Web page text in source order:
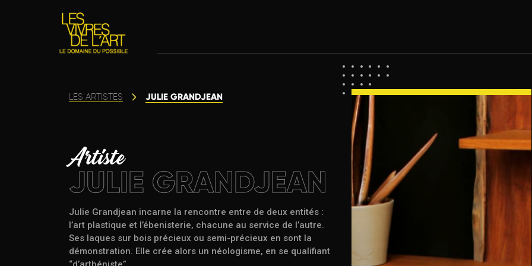
LES ARTISTES JULIE GRANDJEAN
Artiste
JULIE GRANDJEAN
Julie Grandjean incarne la rencontre entre de deux entités :
l’art plastique et l’ébenisterie, chacune au service de l’autre.
Ses laques sur bois précieux ou semi-précieux en sont la
démonstration. Elle crée alors un néologisme, en se qualifiant